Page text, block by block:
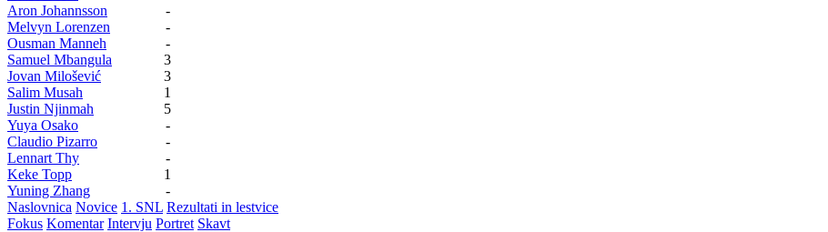
Aron Johannsson
-
Melvyn Lorenzen
-
Ousman Manneh
-
Samuel Mbangula
3
Jovan Milošević
3
Salim Musah
1
Justin Njinmah
5
Yuya Osako
-
Claudio Pizarro
-
Lennart Thy
-
Keke Topp
1
Yuning Zhang
-
Naslovnica Novice 1. SNL Rezultati in lestvice
Fokus Komentar Intervju Portret Skavt